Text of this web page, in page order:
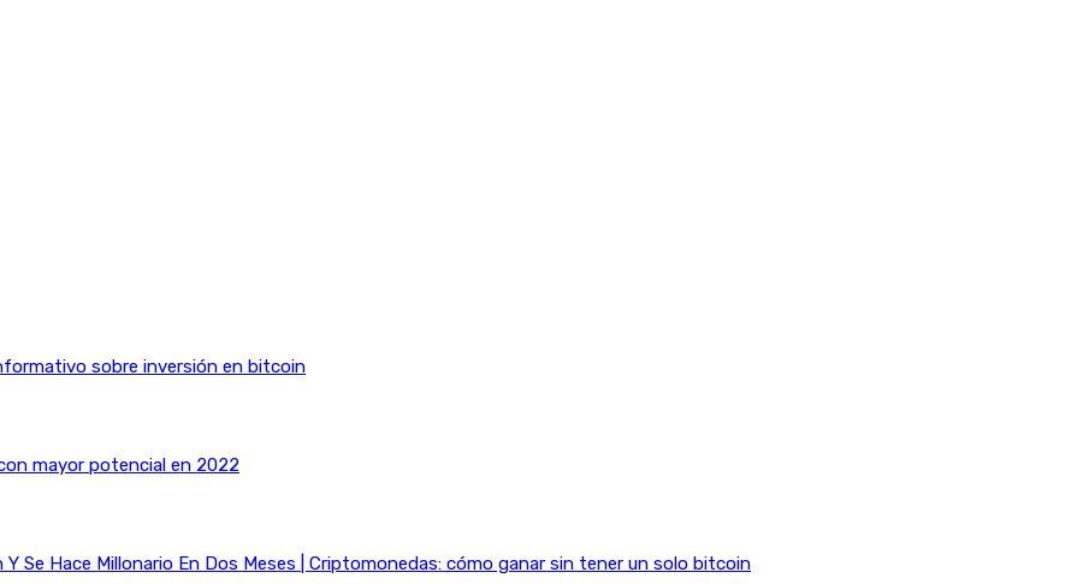
sobre inversión en bitcoin
mayor potencial en 2022
Se Hace Millonario En Dos Meses | Criptomonedas: cómo ganar sin tener un solo bitcoin